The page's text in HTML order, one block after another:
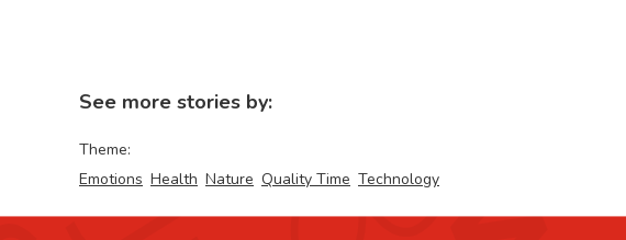
See more stories by:
Theme:
Emotions Health Nature Quality Time Technology